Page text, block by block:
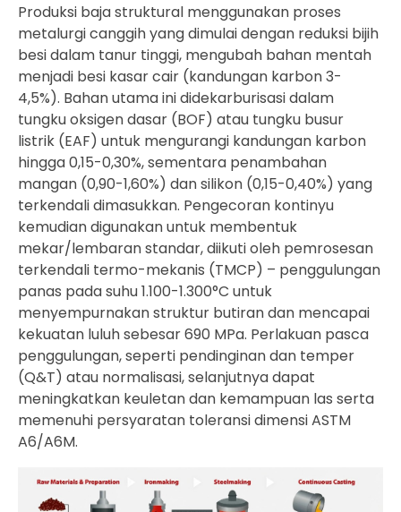
Produksi baja struktural menggunakan proses
metalurgi canggih yang dimulai dengan reduksi bijih
besi dalam tanur tinggi, mengubah bahan mentah
menjadi besi kasar cair (kandungan karbon 3-
4,5%). Bahan utama ini didekarburisasi dalam
tungku oksigen dasar (BOF) atau tungku busur
listrik (EAF) untuk mengurangi kandungan karbon
hingga 0,15-0,30%, sementara penambahan
mangan (0,90-1,60%) dan silikon (0,15-0,40%) yang
terkendali dimasukkan. Pengecoran kontinyu
kemudian digunakan untuk membentuk
mekar/lembaran standar, diikuti oleh pemrosesan
terkendali termo-mekanis (TMCP) – penggulungan
panas pada suhu 1.100-1.300°C untuk
menyempurnakan struktur butiran dan mencapai
kekuatan luluh sebesar 690 MPa. Perlakuan pasca
penggulungan, seperti pendinginan dan temper
(Q&T) atau normalisasi, selanjutnya dapat
meningkatkan keuletan dan kemampuan las serta
memenuhi persyaratan toleransi dimensi ASTM
A6/A6M.